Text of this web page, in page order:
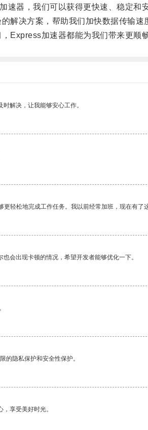
器，我们可以获得更快速、稳定和安
决方案，帮助我们加快数据传输速
加速器都能为我们带来更顺畅
解决，让我能够安心工作。
轻松地完成工作任务。我以前经常加班，现在有了
会出现卡顿的情况，希望开发者能够优化一下。
的隐私保护和安全性保护。
享受美好时光。